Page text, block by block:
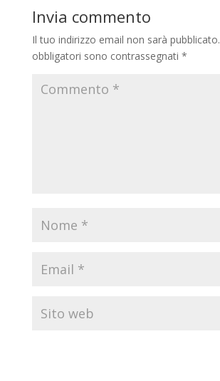
Invia commento
Il tuo indirizzo email non sarà pubblicato.
obbligatori sono contrassegnati *